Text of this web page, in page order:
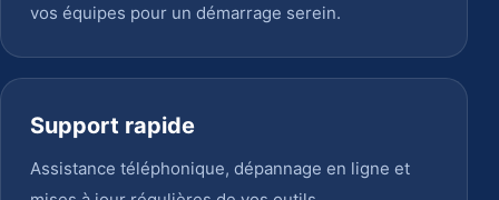
vos équipes pour un démarrage serein.
Support rapide
Assistance téléphonique, dépannage en ligne et